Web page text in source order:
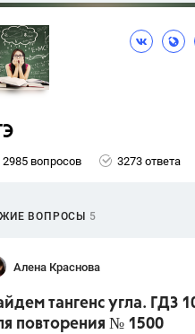
2985 вопросов 3273 ответа
ВОПРОСЫ 5
Алена Краснова
тангенс угла. ГДЗ
повторения № 1500